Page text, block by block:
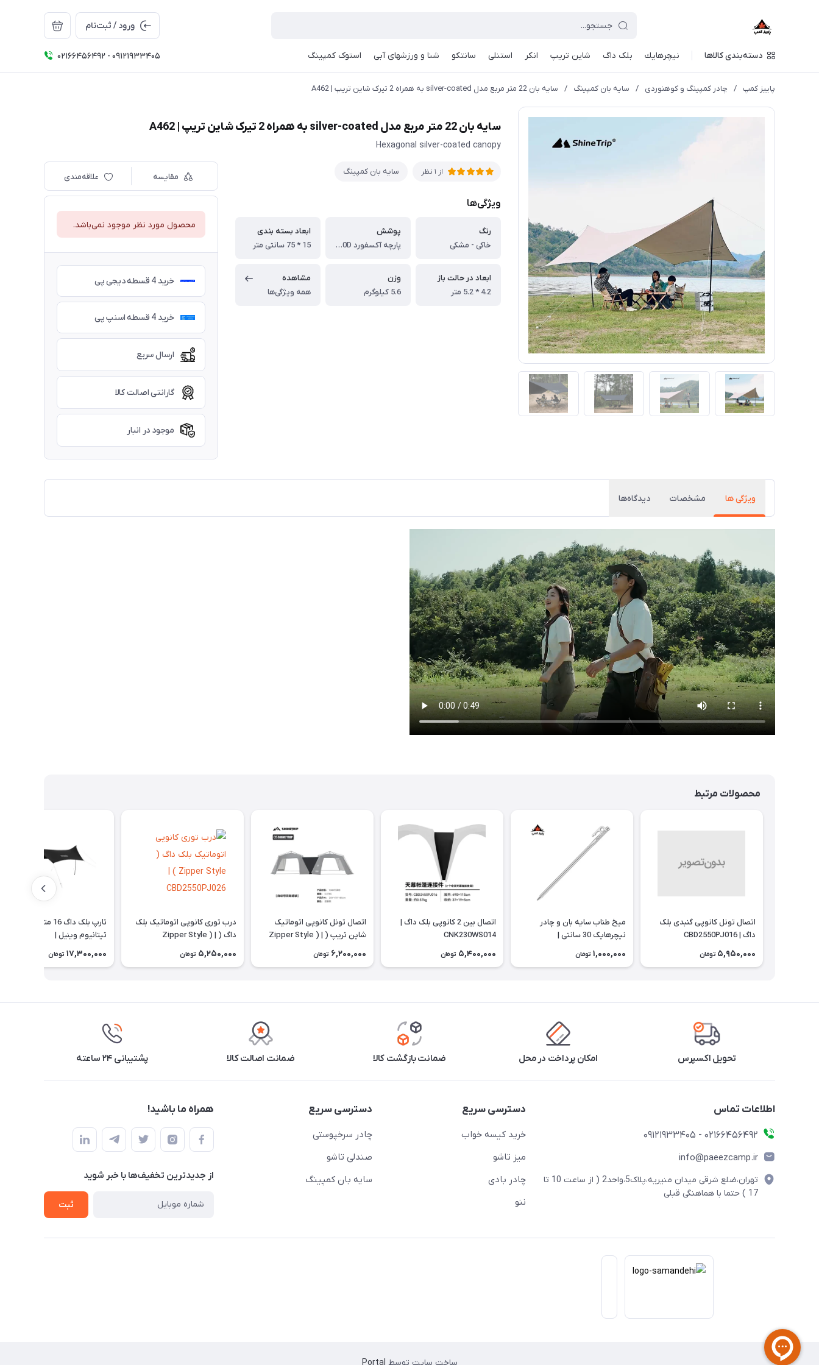
ورود / ثبت‌نام
دسته‌بندی کالاها نيچرهايك بلک داگ شاین تریپ انکر استنلی سانتکو شنا و ورزشهای آبی استوک کمپینگ 02166456492 - 09121933405
پاییز کمپ / چادر کمپینگ و کوهنوردی / سایه بان کمپینگ / سایه بان 22 متر مربع مدل silver-coated به همراه 2 تیرک شاین تریپ | A462
سایه بان 22 متر مربع مدل silver-coated به همراه 2 تیرک شاین تریپ | A462
Hexagonal silver-coated canopy
از 1 نظر سایه بان کمپینگ
ویژگی‌ها
رنگ
خاکی - مشکی
پوشش
پارچه آکسفورد 210D با لایه نقره ای
ابعاد بسته بندی
15 * 75 سانتی متر
ابعاد در حالت باز
4.2 * 5.2 متر
وزن
5.6 کیلوگرم
مشاهده
همه ویژگی‌ها
مقایسه علاقه‌مندی
محصول مورد نظر موجود نمی‌باشد.
خرید 4 قسطه دیجی پی
خرید 4 قسطه اسنپ پی
ارسال سریع
گارانتی اصالت کالا
موجود در انبار
ویژگی ها مشخصات دیدگاه‌ها
محصولات مرتبط
اتصال تونل کانوپی گنبدی بلک
داگ | CBD2550PJ016
5,950,000 تومان
میخ طناب سایه بان و چادر
نیچرهایک 30 سانتی |
NH19PJ014
1,000,000 تومان
اتصال بین 2 کانوپی بلک داگ |
CNK230WS014
5,400,000 تومان
اتصال تونل کانوپی اتوماتیک
شاین تریپ ( Zipper Style ) |
6,200,000 تومان
درب توری کانوپی اتوماتیک بلک
داگ ( Zipper Style ) |
CBD2550PJ026
5,250,000 تومان
تارپ بلک داگ 16 متر مربع
تیتانیوم وینیل |
CBD2450WS023
17,300,000 تومان
تحویل اکسپرس امکان پرداخت در محل ضمانت بازگشت کالا ضمانت اصالت کالا پشتیبانی ۲۴ ساعته
اطلاعات تماس
02166456492 - 09121933405
info@paeezcamp.ir
تهران،ضلع شرقی میدان منیریه،پلاک5،واحد2 ( از ساعت 10 تا
17 ) حتما با هماهنگی قبلی
دسترسی سریع
خرید کیسه خواب
میز تاشو
چادر بادی
ننو
دسترسی سریع
چادر سرخپوستی
صندلی تاشو
سایه بان کمپینگ
همراه ما باشید!
از جدید‌ترین تخفیف‌ها با‌ خبر شوید
ثبت
ساخت سایت توسط Portal